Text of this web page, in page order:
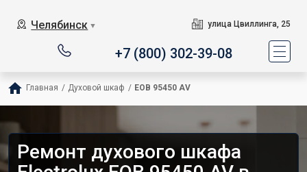
Челябинск ▼ улица Цвиллинга, 25
+7 (800) 302-39-08
Главная / Духовой шкаф / EOB 95450 AV
Ремонт духового шкафа